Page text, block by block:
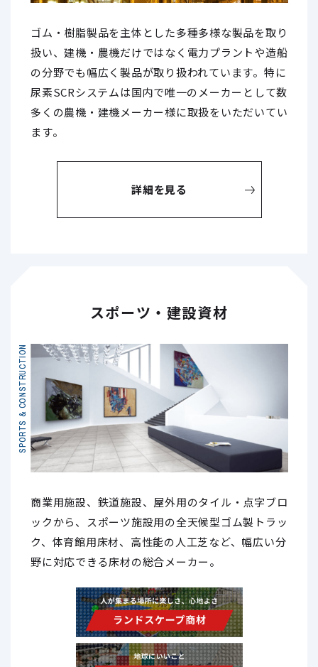
ゴム・樹脂製品を主体とした多種多様な製品を取り
扱い、建機・農機だけではなく電力プラントや造船
の分野でも幅広く製品が取り扱われています。特に
尿素SCRシステムは国内で唯一のメーカーとして数
多くの農機・建機メーカー様に取扱をいただいてい
ます。
詳細を見る
スポーツ・建設資材
SPORTS & CONSTRUCTION
商業用施設、鉄道施設、屋外用のタイル・点字ブロ
ックから、スポーツ施設用の全天候型ゴム製トラッ
ク、体育館用床材、高性能の人工芝など、幅広い分
野に対応できる床材の総合メーカー。